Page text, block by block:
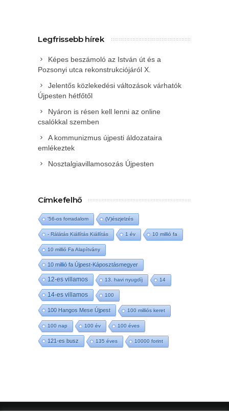
Legfrissebb hírek
Képes beszámoló az István út és a
Pozsonyi utca rekonstrukciójáról X.
Jelentős közlekedési változások várhatók
Újpesten hétfőtől
Nyáron is résen kell lenni az online
csalókkal szemben
A kommunizmus újpesti áldozataira
emlékeztek
Nosztalgiavillamosozás Újpesten
Címkefelhő
'56-os forradalom (V)észjelzés
- Rálátás Kiállítás Kiállítás 1 év 10 millió fa
10 millió Fa Alapítvány
10 millió fa Újpest-Káposztásmegyer
12-es villamos 13. havi nyugdíj 14
14-es villamos 100
100 Hangos Mese Újpest 100 milliós keret
100 nap 100 év 100 éves
121-es busz 135 éves 10000 forint